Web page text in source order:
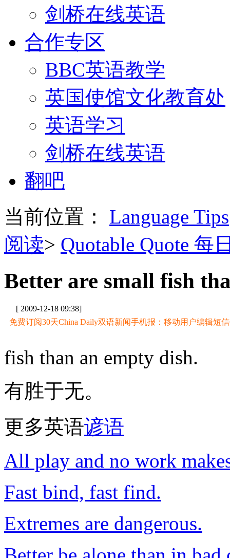
剑桥在线英语
合作专区
BBC英语教学
英国使馆文化教育处
英语学习
剑桥在线英语
翻吧
当前位置： Language Tips
阅读> Quotable Quote 每
Better are small fish
[ 2009-12-18 09:38]
免费订阅30天China Daily双语新闻手机报：移动用户编辑短信
fish than an empty dish.
有胜于无。
更多英语谚语
All play and no work
Fast bind, fast find.
Extremes are dangerous.